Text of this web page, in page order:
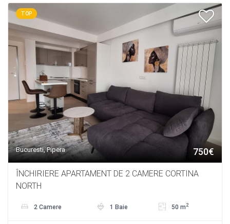
TOP
Bucuresti, Pipera 750€
ÎNCHIRIERE APARTAMENT DE 2 CAMERE CORTINA
NORTH
2 Camere 1 Baie 50 m 2